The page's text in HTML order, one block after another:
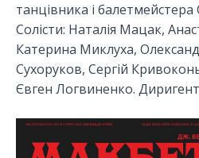
танцівника і балетмейстера
Солісти: Наталія Мацак,
Катерина Миклуха,
Сухоруков, Сергій
Євген Логвиненко.